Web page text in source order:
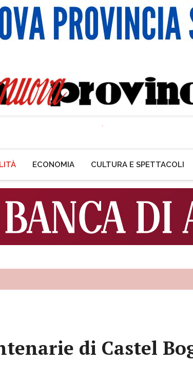
ECONOMIA CULTURA E SPETTACOLI
di Castel